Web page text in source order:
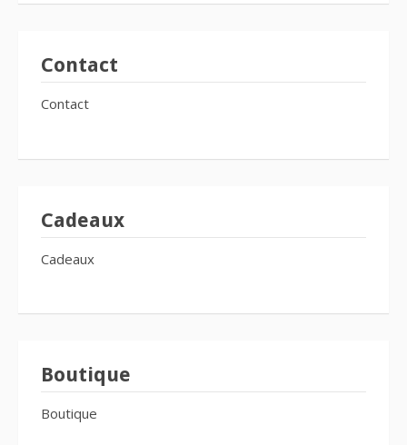
Contact
Contact
Cadeaux
Cadeaux
Boutique
Boutique